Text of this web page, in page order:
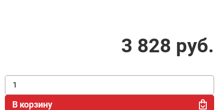
3 828 руб.
В корзину